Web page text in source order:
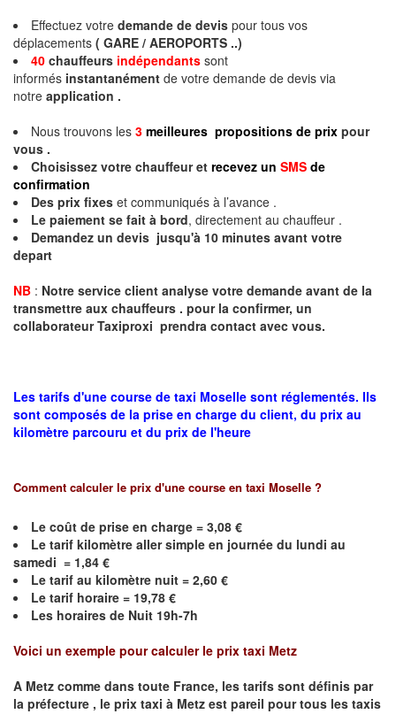
Effectuez votre demande de devis pour tous vos
déplacements ( GARE / AEROPORTS ..)
40 chauffeurs indépendants sont
informés instantanément de votre demande de devis via
notre application .
Nous trouvons les 3 meilleures propositions de prix pour
vous .
Choisissez votre chauffeur et recevez un SMS de
confirmation
Des prix fixes et communiqués à l’avance .
Le paiement se fait à bord, directement au chauffeur .
Demandez un devis jusqu'à 10 minutes avant votre
depart
NB : Notre service client analyse votre demande avant de la
transmettre aux chauffeurs . pour la confirmer, un
collaborateur Taxiproxi prendra contact avec vous.
Les tarifs d'une course de taxi Moselle sont réglementés. Ils
sont composés de la prise en charge du client, du prix au
kilomètre parcouru et du prix de l'heure
Comment calculer le prix d'une course en taxi Moselle ?
Le coût de prise en charge = 3,08 €
Le tarif kilomètre aller simple en journée du lundi au
samedi = 1,84 €
Le tarif au kilomètre nuit = 2,60 €
Le tarif horaire = 19,78 €
Les horaires de Nuit 19h-7h
Voici un exemple pour calculer le prix taxi Metz
A Metz comme dans toute France, les tarifs sont définis par
la préfecture , le prix taxi à Metz est pareil pour tous les taxis